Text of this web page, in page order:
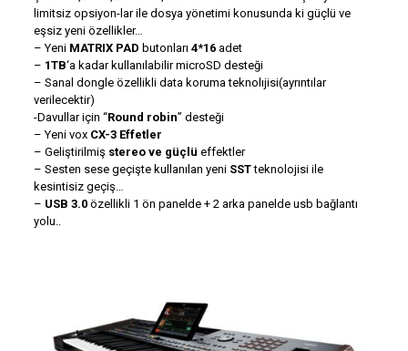
limitsiz opsiyon-lar ile dosya yönetimi konusunda ki güçlü ve
eşsiz yeni özellikler…
– Yeni MATRIX PAD butonları 4*16adet
– 1TB‘a kadar kullanılabilir microSD desteği
– Sanal dongle özellikli data koruma teknolıjisi(ayrıntılar
verilecektir)
-Davullar için “Round robin” desteği
– Yeni vox CX-3 Effetler
– Geliştirilmiş stereo ve güçlü effektler
– Sesten sese geçişte kullanılan yeniSSTteknolojisi ile
kesintisiz geçiş…
– USB 3.0özellikli 1 ön panelde + 2 arka panelde usb bağlantı
yolu..